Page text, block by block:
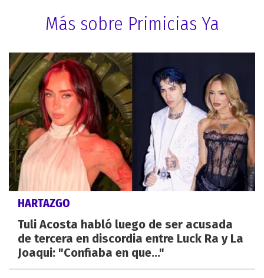
Más sobre Primicias Ya
HARTAZGO
Tuli Acosta habló luego de ser acusada
de tercera en discordia entre Luck Ra y La
Joaqui: "Confiaba en que..."